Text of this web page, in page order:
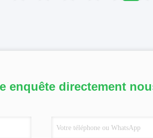
enquête directement